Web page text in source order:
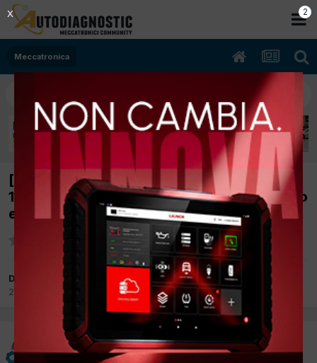
Meccatronica
[volkswagen passat 3c5 vari 03/2006
1968cc BKP 103Kw Diesel] pedale freno duro
e spia pressione olio
Da f.llimaggi
25 Agosto 2017
Meccatronica
f.llimaggi
Inviato 25 Agosto 2017
2
X